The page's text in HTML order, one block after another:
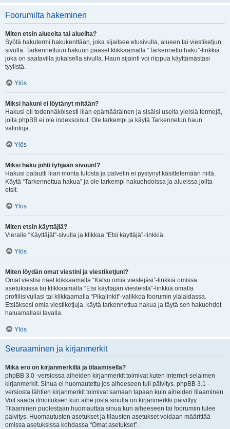
Foorumilta hakeminen
Miten etsin alueelta tai alueilta?
Syötä hakutermi hakukenttään, joka sijaitsee etusivulla, alueen tai viestiketjun
sivulla. Tarkennettuun hakuun pääset klikkaamalla “Tarkennettu haku”-linkkiä
joka on saatavilla jokaisella sivulla. Haun sijainti voi riippua käyttämästäsi
tyylistä.
Ylös
Miksi hakuni ei löytänyt mitään?
Hakusi oli todennäköisesti liian epämääräinen ja sisälsi useita yleisiä termejä,
joita phpBB ei ole indeksoinut. Ole tarkempi ja käytä Tarkennetun haun
valintoja.
Ylös
Miksi haku johti tyhjään sivuun!?
Hakusi palautti liian monta tulosta ja palvelin ei pystynyt käsittelemään niitä.
Käytä “Tarkennettua hakua” ja ole tarkempi hakuehdoissa ja alueissa joilta
etsit.
Ylös
Miten etsin käyttäjiä?
Vieraile “Käyttäjät”-sivulla ja klikkaa “Etsi käyttäjä”-linkkiä.
Ylös
Miten löydän omat viestini ja viestiketjuni?
Omat viestisi näet klikkaamalla “Katso omia viestejäsi”-linkkiä omissa
asetuksissa tai klikkaamalla “Etsi käyttäjän viesteistä”-linkkiä omalla
profiilisivullasi tai klikkaamalla “Pikalinkit”-valikkoa foorumin ylälaidassa.
Etsiäksesi omia viestiketjuja, käytä tarkennettua hakua ja täytä sen hakuehdot
haluamallasi tavalla.
Ylös
Seuraaminen ja kirjanmerkit
Mikä ero on kirjanmerkillä ja tilaamisella?
phpBB 3.0 -versiossa aiheiden kirjanmerkit toimivat kuten internet-selaimen
kirjanmerkit. Sinua ei huomautettu jos aiheeseen tuli päivitys. phpBB 3.1 -
versiosta lähtien kirjanmerkit toimivat samaan tapaan kuin aiheiden tilaaminen.
Voit saada ilmoituksen kun aihe josta sinulla on kirjanmerkki päivittyy.
Tilaaminen puolestaan huomauttaa sinua kun aiheeseen tai foorumiin tulee
päivitys. Huomautusten asetukset ja tilausten asetukset voidaan määrittää
omissa asetuksissa kohdassa “Omat asetukset”.